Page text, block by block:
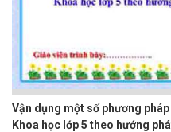
Vận dụng một số phương
Khoa học lớp 5 theo hướng